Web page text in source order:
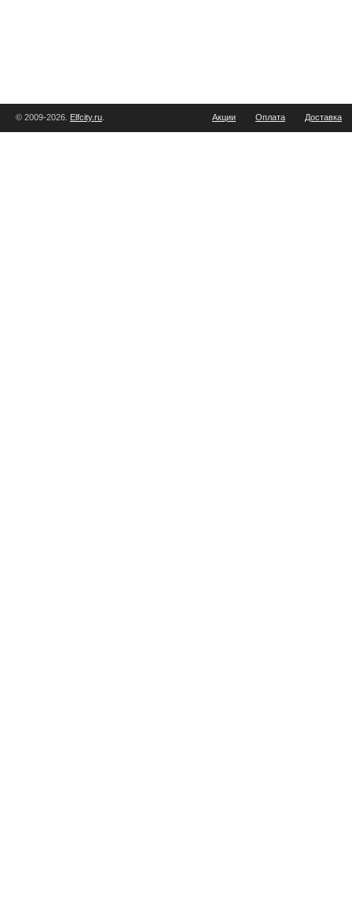
© 2009-2026. Elfcity.ru Акции Оплата Доставка